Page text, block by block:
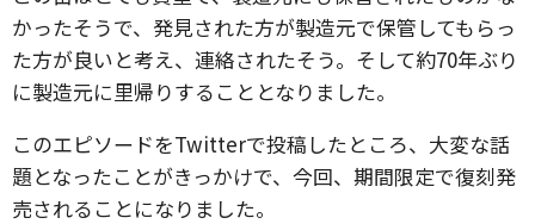
かったそうで、発見された方が製造元で保管してもらっ
た方が良いと考え、連絡されたそう。そして約70年ぶり
に製造元に里帰りすることとなりました。
このエピソードをTwitterで投稿したところ、大変な話
題となったことがきっかけで、今回、期間限定で復刻発
売されることになりました。